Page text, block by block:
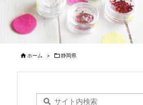
 ホーム > 静岡県